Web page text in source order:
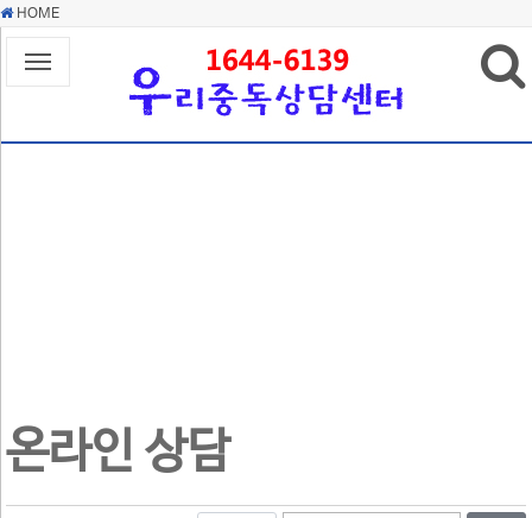
HOME
상담센터소개
상담센터소개
알콜중독
조현병이란?
양극성장애(조울증) 자가진단
온라인 상담
온라인 상담